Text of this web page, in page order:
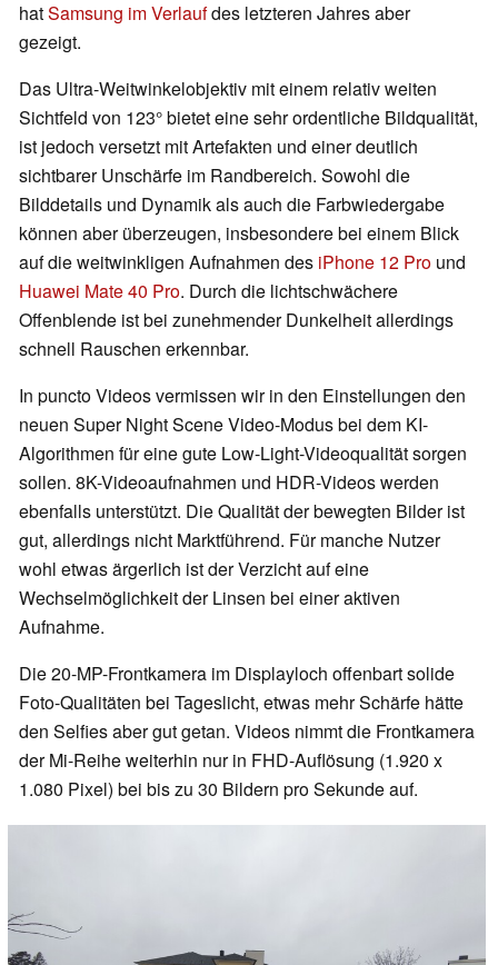
hatSamsung im Verlaufdes letzteren Jahres aber
gezeigt.
Das Ultra-Weitwinkelobjektiv mit einem relativ weiten
Sichtfeld von 123° bietet eine sehr ordentliche Bildqualität,
ist jedoch versetzt mit Artefakten und einer deutlich
sichtbarer Unschärfe im Randbereich. Sowohl die
Bilddetails und Dynamik als auch die Farbwiedergabe
können aber überzeugen, insbesondere bei einem Blick
auf die weitwinkligen Aufnahmen des iPhone 12 Pro und
Huawei Mate 40 Pro. Durch die lichtschwächere
Offenblende ist bei zunehmender Dunkelheit allerdings
schnell Rauschen erkennbar.
In puncto Videos vermissen wir in den Einstellungen den
neuen Super Night Scene Video-Modus bei dem KI-
Algorithmen für eine gute Low-Light-Videoqualität sorgen
sollen. 8K-Videoaufnahmen und HDR-Videos werden
ebenfalls unterstützt. Die Qualität der bewegten Bilder ist
gut, allerdings nicht Marktführend. Für manche Nutzer
wohl etwas ärgerlich ist der Verzicht auf eine
Wechselmöglichkeit der Linsen bei einer aktiven
Aufnahme.
Die 20-MP-Frontkamera im Displayloch offenbart solide
Foto-Qualitäten bei Tageslicht, etwas mehr Schärfe hätte
den Selfies aber gut getan. Videos nimmt die Frontkamera
der Mi-Reihe weiterhin nur in FHD-Auflösung (1.920 x
1.080 Pixel) bei bis zu 30 Bildern pro Sekunde auf.